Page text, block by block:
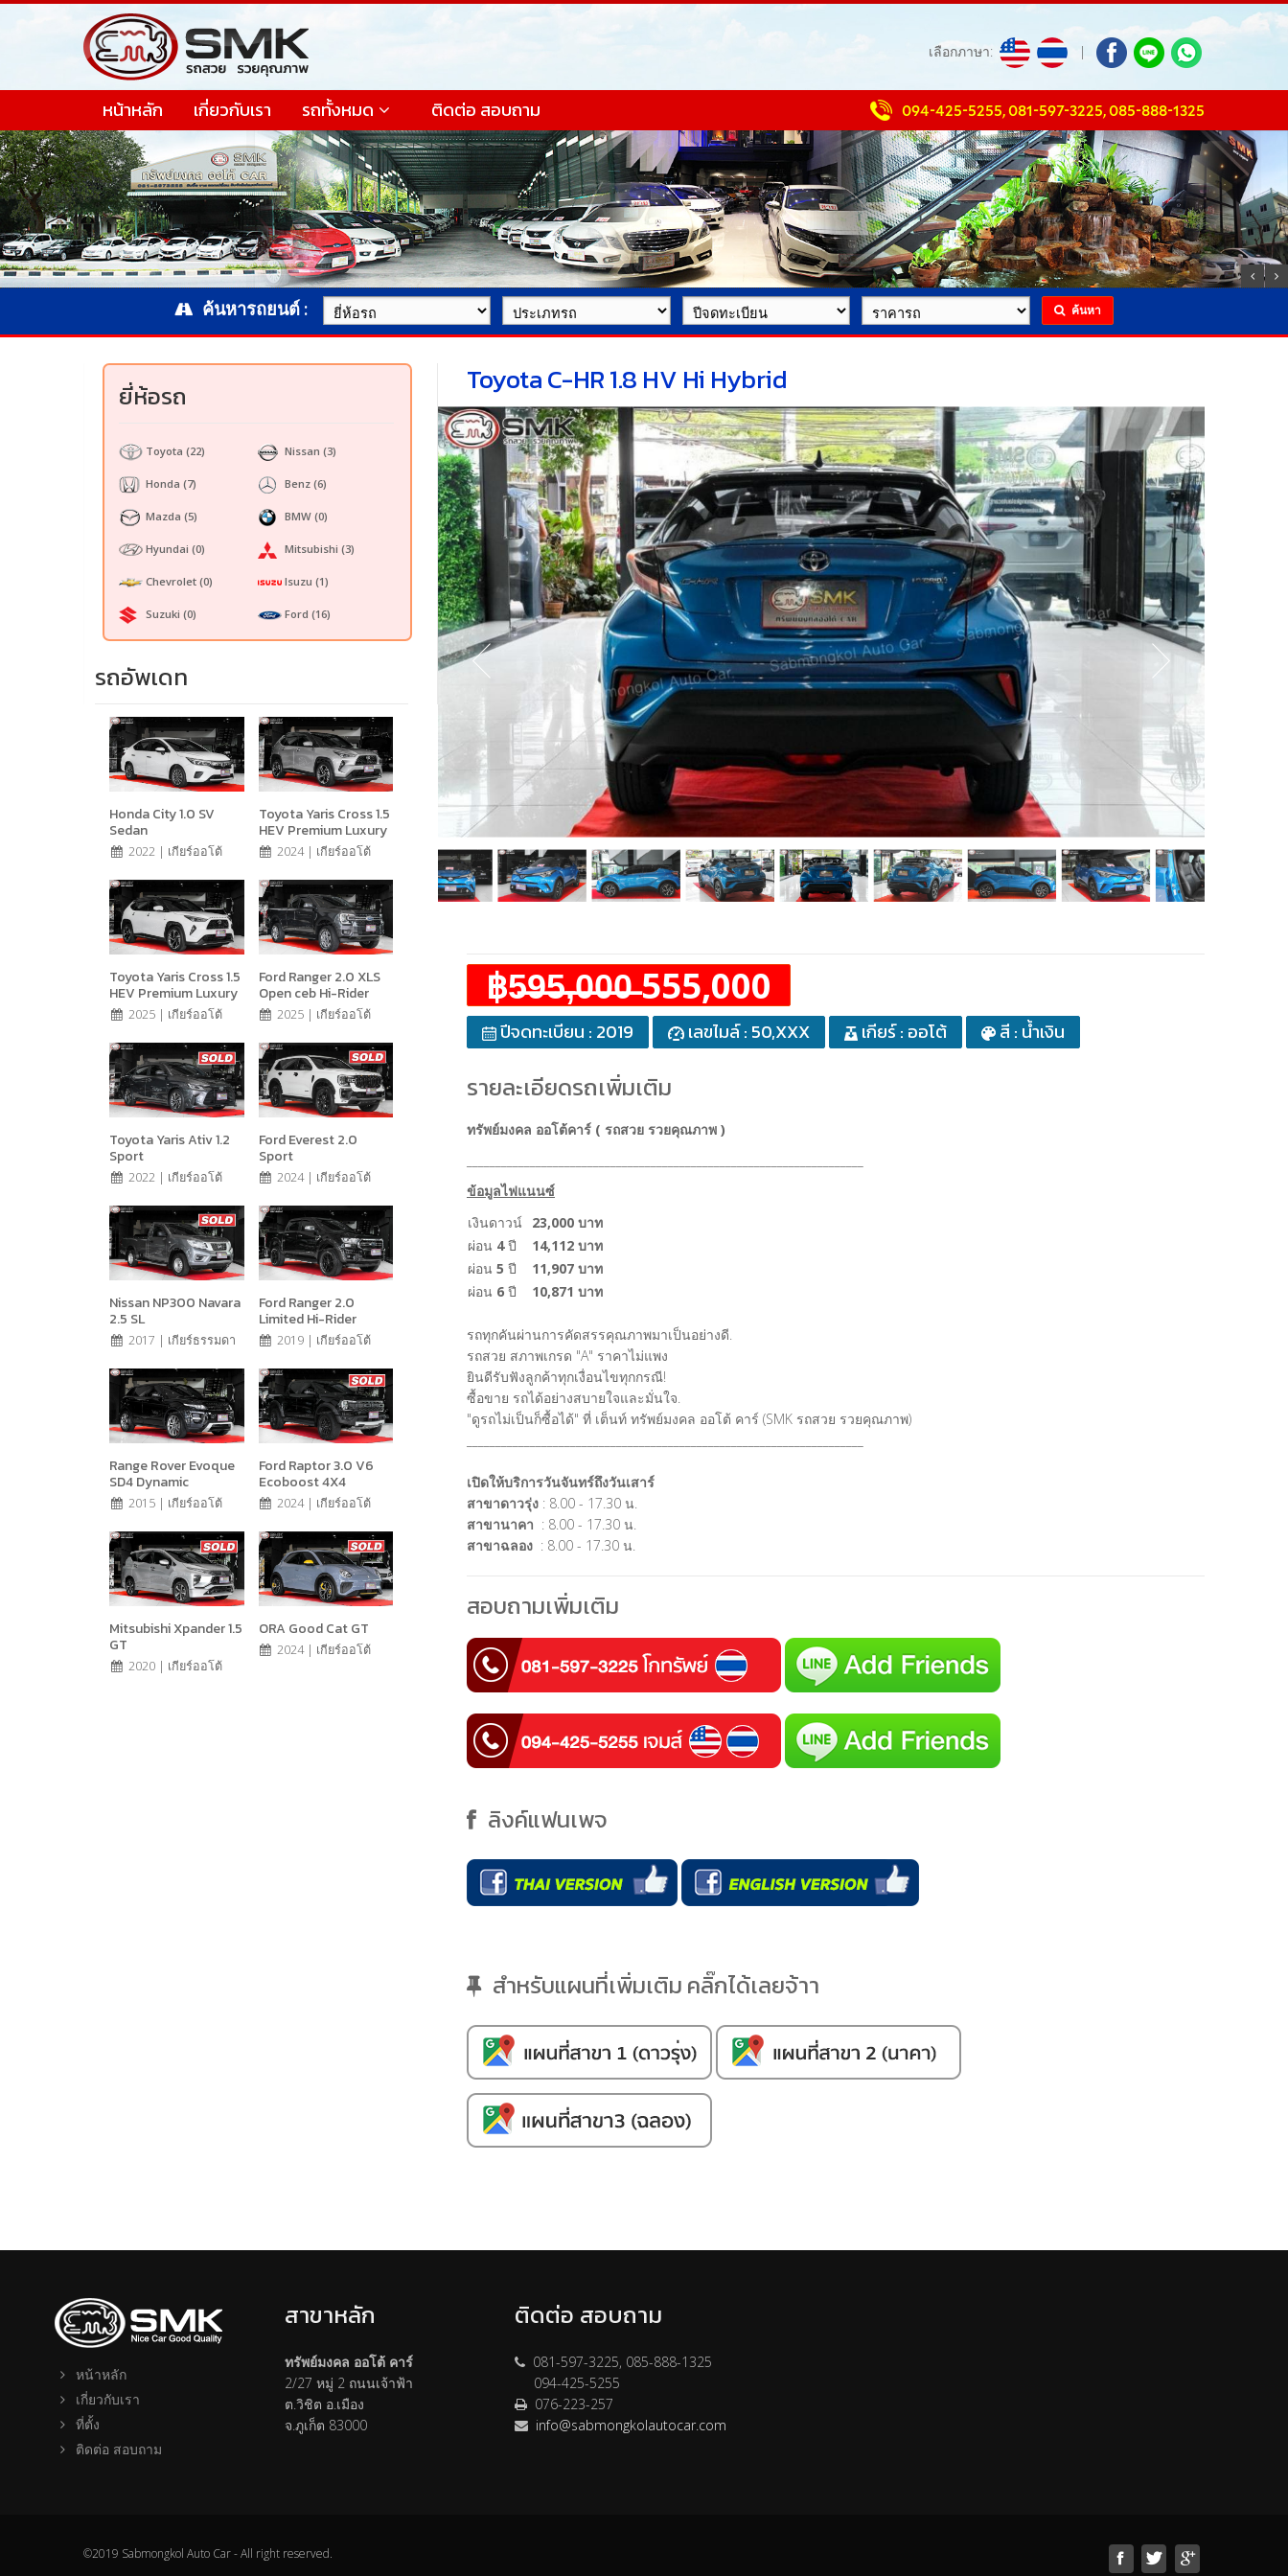
เลือกภาษา: |
หน้าหลัก เกี่ยวกับเรา รถทั้งหมด ติดต่อ สอบถาม 094-425-5255,081-597-3225,085-888-1325
ค้นหารถยนต์ : ค้นหา
ยี่ห้อรถ
Toyota (22)
Honda (7)
Mazda (5)
Hyundai (0)
Chevrolet (0)
Suzuki (0)
Nissan (3)
Benz (6)
BMW (0)
Mitsubishi (3)
Isuzu (1)
Ford (16)
รถอัพเดท
Honda City 1.0 SV
Sedan
2022 | เกียร์ออโต้
Toyota Yaris Cross 1.5
HEV Premium Luxury
2024 | เกียร์ออโต้
Toyota Yaris Cross 1.5
HEV Premium Luxury
2025 | เกียร์ออโต้
Ford Ranger 2.0 XLS
Open ceb Hi-Rider
2025 | เกียร์ออโต้
Toyota Yaris Ativ 1.2
Sport
2022 | เกียร์ออโต้
Ford Everest 2.0
Sport
2024 | เกียร์ออโต้
Nissan NP300 Navara
2.5 SL
2017 | เกียร์ธรรมดา
Ford Ranger 2.0
Limited Hi-Rider
2019 | เกียร์ออโต้
Range Rover Evoque
SD4 Dynamic
2015 | เกียร์ออโต้
Ford Raptor 3.0 V6
Ecoboost 4X4
2024 | เกียร์ออโต้
Mitsubishi Xpander 1.5
GT
2020 | เกียร์ออโต้
ORA Good Cat GT
2024 | เกียร์ออโต้
Toyota C-HR 1.8 HV Hi Hybrid
฿5̶9̶5̶,̶0̶0̶0̶ 555,000
ปีจดทะเบียน : 2019 เลขไมล์ : 50,XXX เกียร์ : ออโต้ สี : น้ำเงิน
รายละเอียดรถเพิ่มเติม
ทรัพย์มงคล ออโต้คาร์ ( รถสวย รวยคุณภาพ )
ข้อมูลไฟแนนซ์
เงินดาวน์
23,000 บาท
ผ่อน 4ปี
14,112 บาท
ผ่อน 5 ปี
11,907 บาท
ผ่อน 6 ปี 10,871 บาท
รถทุกคันผ่านการคัดสรรคุณภาพมาเป็นอย่างดี.
รถสวย สภาพเกรด "A" ราคาไม่แพง
ยินดีรับฟังลูกค้าทุกเงื่อนไขทุกกรณี!
ซื้อขาย รถได้อย่างสบายใจและมั่นใจ.
"ดูรถไม่เป็นก็ซื้อได้" ที่ เต็นท์ ทรัพย์มงคล ออโต้ คาร์ (SMK รถสวย รวยคุณภาพ)
เปิดให้บริการวันจันทร์ถึงวันเสาร์
สาขาดาวรุ่ง : 8.00 - 17.30 น.
สาขานาคา : 8.00 - 17.30 น.
สาขาฉลอง : 8.00 - 17.30 น.
สอบถามเพิ่มเติม
ลิงค์แฟนเพจ
สำหรับแผนที่เพิ่มเติม คลิ๊กได้เลยจ้าา
หน้าหลัก
เกี่ยวกับเรา
ที่ตั้ง
ติดต่อ สอบถาม
สาขาหลัก
ทรัพย์มงคล ออโต้ คาร์
2/27 หมู่ 2 ถนนเจ้าฟ้า
ต.วิชิต อ.เมือง
จ.ภูเก็ต 83000
ติดต่อ สอบถาม
081-597-3225, 085-888-1325
094-425-5255
076-223-257
info@sabmongkolautocar.com
©2019 Sabmongkol Auto Car - All right reserved.